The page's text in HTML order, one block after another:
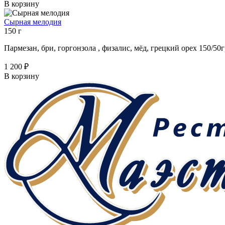
В корзину
Сырная мелодия
150 г
Пармезан, бри, горгонзола , физалис, мёд, грецкий орех 150/
1 200 ₽
В корзину